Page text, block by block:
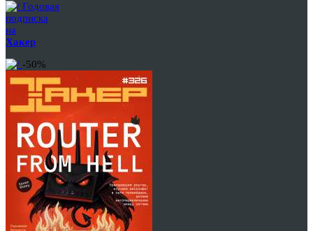
Годовая
подписка
на
Хакер
-50%